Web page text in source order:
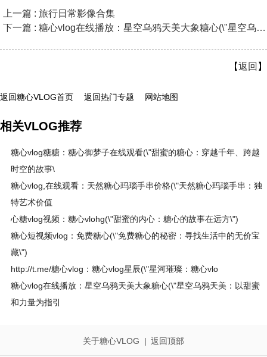
上一篇 : 旅行日常影像合集
下一篇 : 糖心vlog在线播放：星空乌鸦天美大象糖心(\"星空乌鸦天美
【返回 】
返回糖心VLOG首页 返回热门专题 网站地图
相关VLOG推荐
糖心vlog糖糖：糖心御梦子在线观看(\"甜蜜的糖心：穿越千年、跨越
时空的故事\
糖心vlog,在线观看：天然糖心玛瑙手串价格(\"天然糖心玛瑙手串：独
特艺术价值
心糖vlog视频：糖心vlohg(\"甜蜜的内心：糖心的故事在远方\")
糖心短视频vlog：免费糖心(\"免费糖心的秘密：寻找生活中的无价宝
藏\")
http://t.me/糖心vlog：糖心vlog星辰(\"星河璀璨：糖心vlo
糖心vlog在线播放：星空乌鸦天美大象糖心(\"星空乌鸦天美：以甜蜜
和力量为指引
关于糖心VLOG | 返回顶部